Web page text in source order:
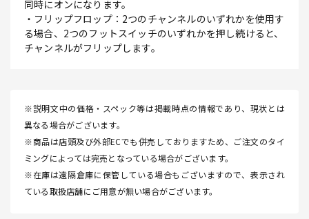
同時にオンになります。
・フリップフロップ：2つのチャンネルのいずれかを使用す
る場合、2つのフットスイッチのいずれかを押し続けると、
チャンネルがフリップします。
※説明文中の価格・スペック等は掲載時点の情報であり、現状とは
異なる場合がございます。
※商品は店頭及び外部ECでも併売しておりますため、ご注文のタイ
ミングによっては完売となっている場合がございます。
※在庫は遠隔倉庫に保管している場合もございますので、表示され
ている取扱店舗にご用意が無い場合がございます。